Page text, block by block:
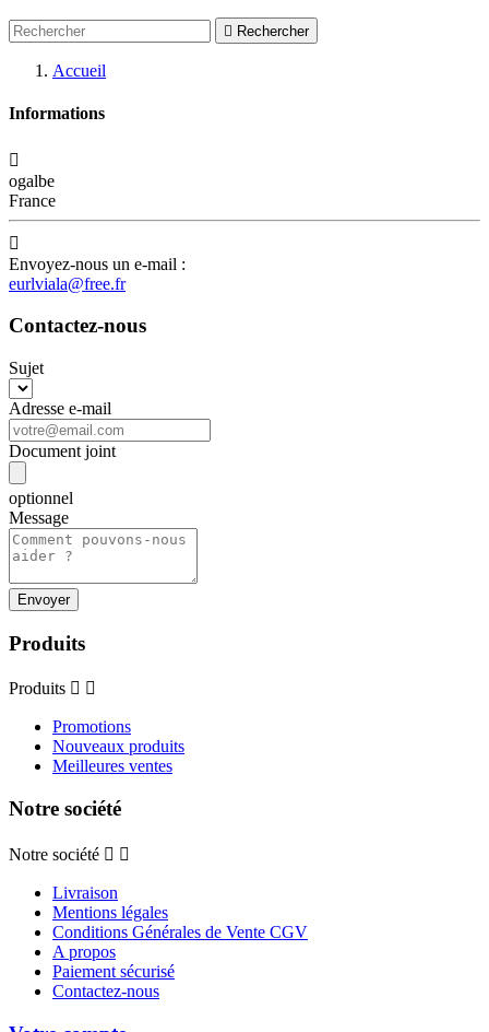
 Rechercher
Accueil
Informations

ogalbe
France

Envoyez-nous un e-mail :
eurlviala@free.fr
Contactez-nous
Sujet
Adresse e-mail
Document joint
optionnel
Message
Produits
Produits  
Promotions
Nouveaux produits
Meilleures ventes
Notre société
Notre société  
Livraison
Mentions légales
Conditions Générales de Vente CGV
A propos
Paiement sécurisé
Contactez-nous